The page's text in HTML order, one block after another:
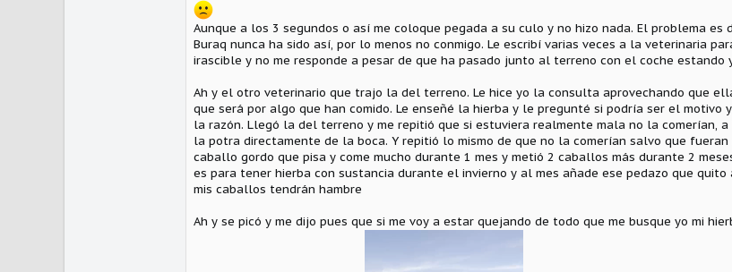
Aunque a los 3 segundos o así me coloque pegada a su culo y no hizo nada. El problema es
Buraq nunca ha sido así, por lo menos no conmigo. Le escribí varias veces a la veterinaria
irascible y no me responde a pesar de que ha pasado junto al terreno con el coche estando
Ah y el otro veterinario que trajo la del terreno. Le hice yo la consulta aprovechando que
que será por algo que han comido. Le enseñé la hierba y le pregunté si podría ser el motivo
la razón. Llegó la del terreno y me repitió que si estuviera realmente mala no la comerían,
la potra directamente de la boca. Y repitió lo mismo de que no la comerían salvo que
caballo gordo que pisa y come mucho durante 1 mes y metió 2 caballos más durante 2
es para tener hierba con sustancia durante el invierno y al mes añade ese pedazo que
mis caballos tendrán hambre
Ah y se picó y me dijo pues que si me voy a estar quejando de todo que me busque yo mi